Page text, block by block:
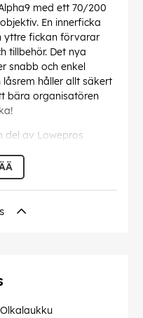
med ett 70/200
En innerficka
yttre fickan förvarar
tillbehör. Det nya
snabb och enkel
håller allt säkert
bära organisatören
del av Lowepros
att inkludera 82 %
webbband,
nät) för att minska
x 15 x 30 cm och de
och den väger 400 g.